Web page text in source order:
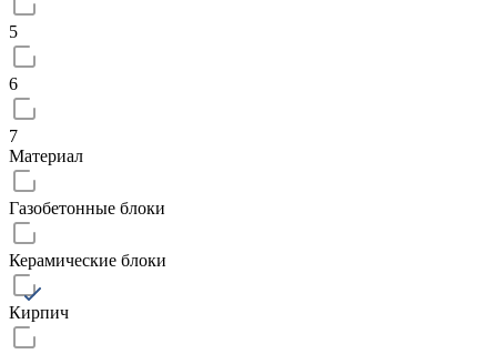
5
6
7
Материал
Газобетонные блоки
Керамические блоки
Кирпич